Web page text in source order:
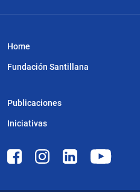
Home
Fundación Santillana
Publicaciones
Iniciativas